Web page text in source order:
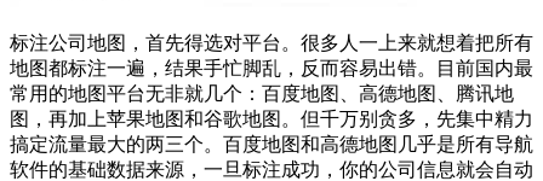
标注公司地图，首先得选对平台。很多人一上来就想着把所有
地图都标注一遍，结果手忙脚乱，反而容易出错。目前国内最
常用的地图平台无非就几个：百度地图、高德地图、腾讯地
图，再加上苹果地图和谷歌地图。但千万别贪多，先集中精力
搞定流量最大的两三个。百度地图和高德地图几乎是所有导航
软件的基础数据来源，一旦标注成功，你的公司信息就会自动